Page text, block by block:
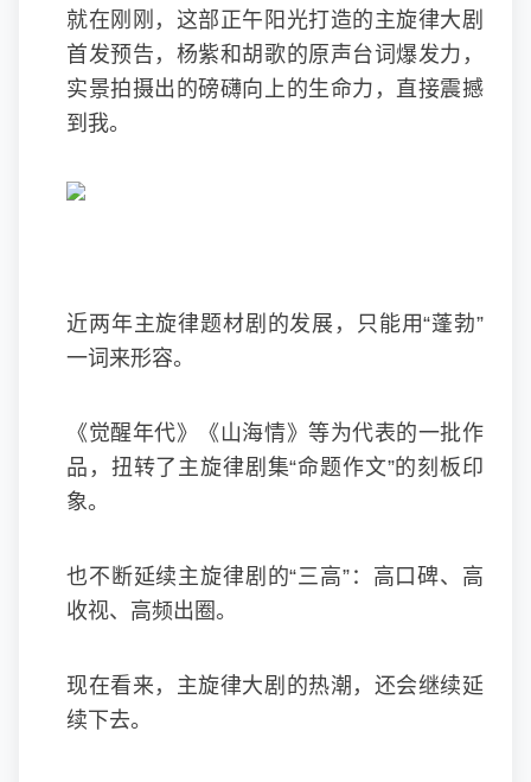
就在刚刚，这部正午阳光打造的主旋律大剧
首发预告，杨紫和胡歌的原声台词爆发力，
实景拍摄出的磅礴向上的生命力，直接震撼
到我。
近两年主旋律题材剧的发展，只能用“蓬勃”
一词来形容。
《觉醒年代》《山海情》等为代表的一批作
品，扭转了主旋律剧集“命题作文”的刻板印
象。
也不断延续主旋律剧的“三高”：高口碑、高
收视、高频出圈。
现在看来，主旋律大剧的热潮，还会继续延
续下去。